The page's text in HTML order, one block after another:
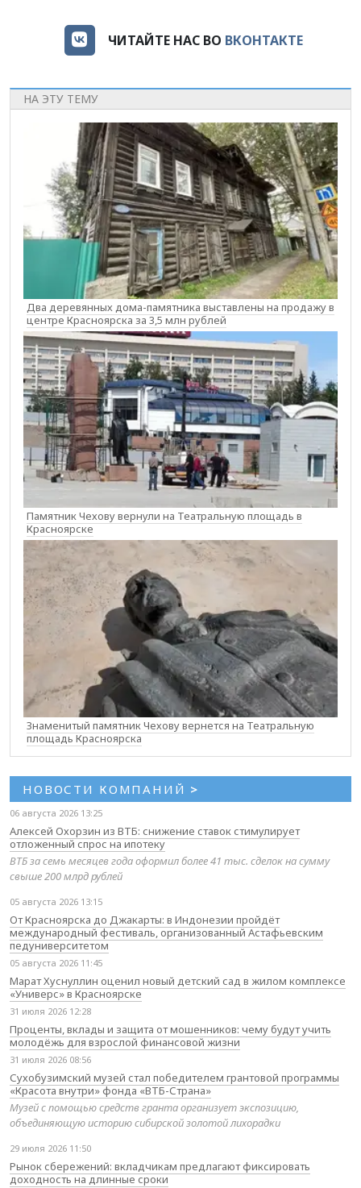
ЧИТАЙТЕ НАС ВО ВКОНТАКТЕ
НА ЭТУ ТЕМУ
Два деревянных дома-памятника выставлены на продажу в
центре Красноярска за 3,5 млн рублей
Памятник Чехову вернули на Театральную площадь в
Красноярске
Знаменитый памятник Чехову вернется на Театральную
площадь Красноярска
НОВОСТИ КОМПАНИЙ >
06 августа 2026 13:25
Алексей Охорзин из ВТБ: снижение ставок стимулирует
отложенный спрос на ипотеку
ВТБ за семь месяцев года оформил более 41 тыс. сделок на сумму
свыше 200 млрд рублей
05 августа 2026 13:15
От Красноярска до Джакарты: в Индонезии пройдёт
международный фестиваль, организованный Астафьевским
педуниверситетом
05 августа 2026 11:45
Марат Хуснуллин оценил новый детский сад в жилом комплексе
«Универс» в Красноярске
31 июля 2026 12:28
Проценты, вклады и защита от мошенников: чему будут учить
молодёжь для взрослой финансовой жизни
31 июля 2026 08:56
Сухобузимский музей стал победителем грантовой программы
«Красота внутри» фонда «ВТБ-Страна»
Музей с помощью средств гранта организует экспозицию,
объединяющую историю сибирской золотой лихорадки
29 июля 2026 11:50
Рынок сбережений: вкладчикам предлагают фиксировать
доходность на длинные сроки